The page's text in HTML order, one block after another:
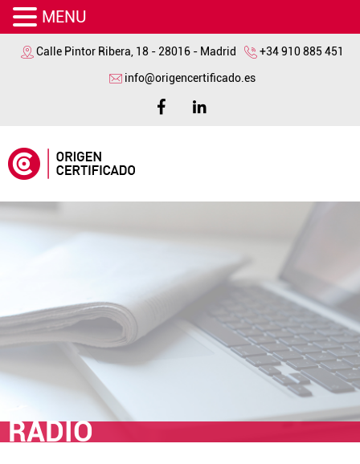
Calle Pintor Ribera, 18 - 28016 - Madrid +34 910 885 451
info@origencertificado.es
RADIO
MENU